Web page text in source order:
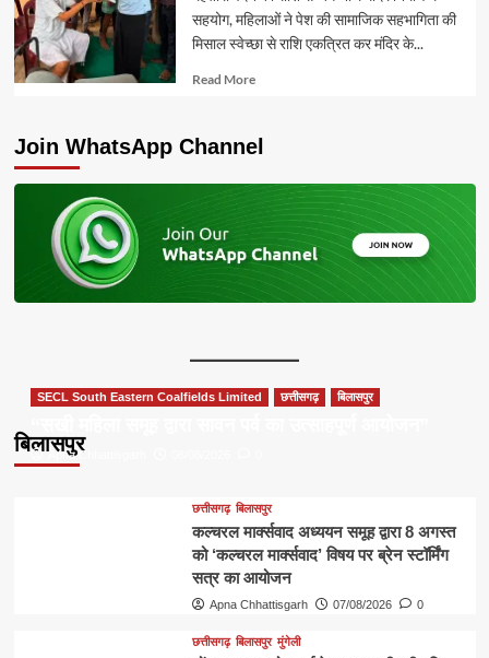
सहयोग, महिलाओं ने पेश की सामाजिक सहभागिता की
मिसाल स्वेच्छा से राशि एकत्रित कर मंदिर के...
Read MoreRead
Join WhatsApp Channel
बिलासपुर
SECL South Eastern Coalfields Limited छत्तीसगढ़ बिलासपुर
Apna Chhattisgarh
छत्तीसगढ़ बिलासपुर
कल्चरल मार्क्सवाद अध्ययन समूह द्वारा 8 अगस्त
को ‘कल्चरल मार्क्सवाद’ विषय पर ब्रेन स्टॉर्मिंग
सत्र का आयोजन
Apna Chhattisgarh 07/08/2026 0
छत्तीसगढ़ बिलासपुर मुंगेली